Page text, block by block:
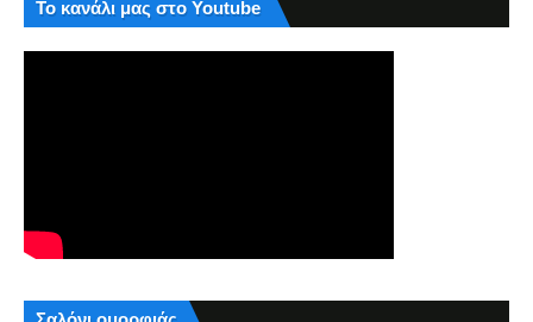
Το κανάλι μας στο Youtube